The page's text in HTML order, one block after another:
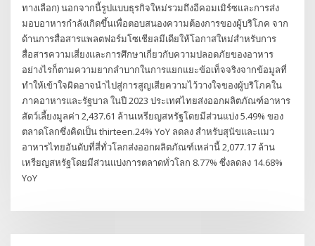
ทางเลือก) นอกจากนี้รูปแบบธุรกิจใหม่รวมถึงอีคอมเมิร์ซและการส่ง
มอบอาหารกำลังเกิดขึ้นเพื่อตอบสนองความต้องการของผู้บริโภค จาก
ด้านการสื่อสารแพลตฟอร์มโซเชียลมีเดียให้โอกาสใหม่สำหรับการ
สื่อสารความเสี่ยงและการศึกษาเกี่ยวกับความปลอดภัยของอาหาร
อย่างไรก็ตามความยากลำบากในการแยกแยะข้อเท็จจริงจากข้อมูลที่
ทำให้เข้าใจผิดอาจนำไปสู่การสูญเสียความไว้วางใจของผู้บริโภคใน
ภาคอาหารและรัฐบาล ในปี 2023 ประเทศไทยส่งออกผลิตภัณฑ์อาหาร
สัตว์เลี้ยงมูลค่า 2,437.61 ล้านเหรียญสหรัฐโดยมีส่วนแบ่ง 5.49% ของ
ตลาดโลกซึ่งคิดเป็น thirteen.24% YoY ลดลง สำหรับสุนัขและแมว
อาหารไทยอันดับที่สี่ทั่วโลกส่งออกผลิตภัณฑ์เหล่านี้ 2,077.17 ล้าน
เหรียญสหรัฐโดยมีส่วนแบ่งการตลาดทั่วโลก 8.77% ซึ่งลดลง 14.68%
YoY